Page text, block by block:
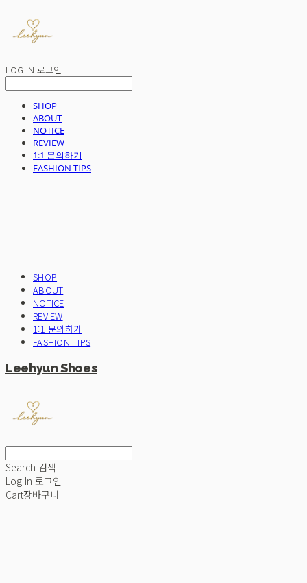
LOG IN 로그인
SHOP
ABOUT
NOTICE
REVIEW
1:1 문의하기
FASHION TIPS
SHOP
ABOUT
NOTICE
REVIEW
1:1 문의하기
FASHION TIPS
Leehyun Shoes
Search 검색
Log In 로그인
Cart장바구니